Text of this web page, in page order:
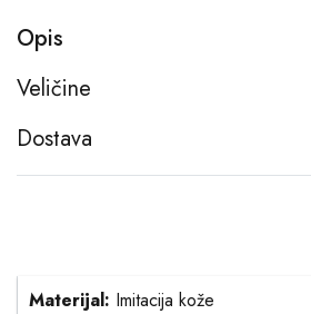
Opis
Veličine
Dostava
Materijal: Imitacija kože